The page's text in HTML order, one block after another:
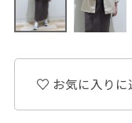
お気に入りに